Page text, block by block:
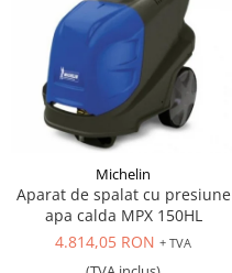
Michelin
Aparat de spalat cu presiune
apa calda MPX 150HL
4.814,05 RON + TVA